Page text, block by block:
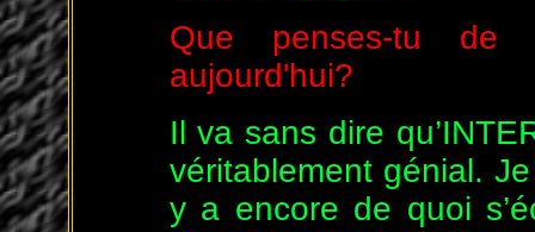
Que penses-tu de
aujourd'hui?
Il va sans dire
véritablement génial.
y a encore de quoi